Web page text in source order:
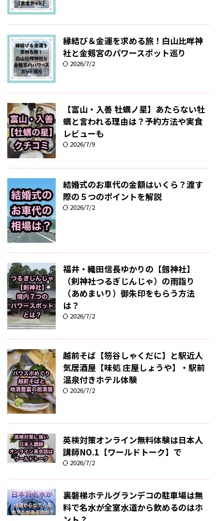
縁結び＆金運を求める旅！白山比咩神
社と金剱宮のパワースポット巡り
2026/7/2
【富山・入善 牡蠣ノ星】あたらない牡
蠣と言われる理由は？予約方法や実食
レビューも
2026/7/9
結婚式のお車代の金額はいくら？渡す
際の５つのポイントを解説
2026/7/2
福井・織田信長ゆかりの【劔神社】
（剣神社つるぎじんじゃ）の雨詣り
（あめまいり）御朱印をもらう方法
は？
2026/7/2
越前そば【笏谷しゃくだに】と駅近人
気居酒屋【味処 庄屋しょうや】・駅前
温泉付きホテル体験
2026/7/2
英検対策オンライン無料体験は日本人
講師NO.1【ワールドトーク】で
2026/7/2
裏磐梯ホテルグランデコの駐車場は無
料で名水が全室水道から飲めるのはホ